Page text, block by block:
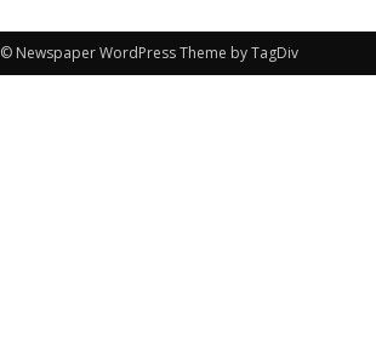
© Newspaper WordPress Theme by TagDiv